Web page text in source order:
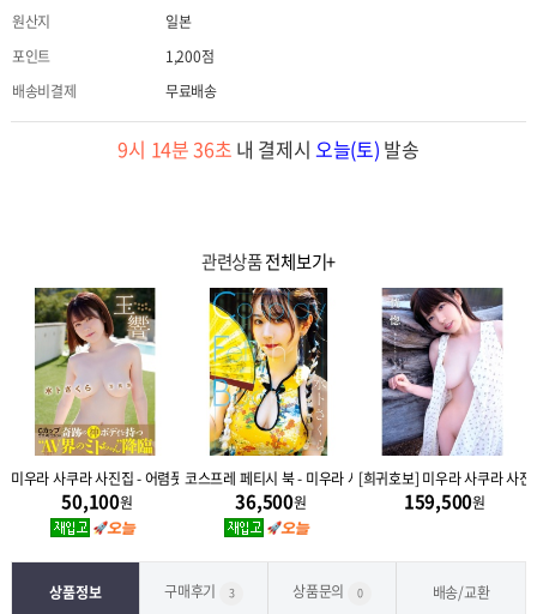
원산지
일본
포인트
1,200점
배송비결제
무료배송
9시 14분 35초 내 결제시오늘(토) 발송
관련상품전체보기+
라나이』
미우라 사쿠라 사진집 - 어렴풋이 (타마유라)
50,100원
코스프레 페티시 북 - 미우라 사쿠라
36,500원
[희귀호보] 미우라 사쿠라 사진
159,500원
상품정보 구매후기 3 상품문의 0 배송/교환